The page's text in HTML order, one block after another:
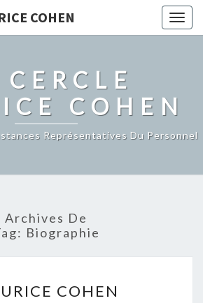
COHEN
CERCLE
COHEN
Représentatives Du Personnel
Archives De
Biographie
COHEN
COHEN